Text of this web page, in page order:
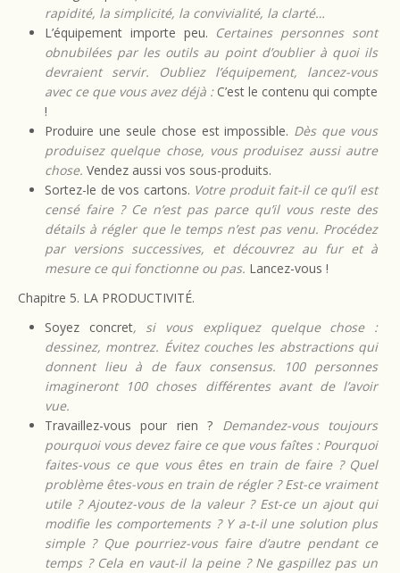
rapidité, la simplicité, la convivialité, la clarté…
L’équipement importe peu. Certaines personnes sont
obnubilées par les outils au point d’oublier à quoi ils
devraient servir. Oubliez l’équipement, lancez-vous
avec ce que vous avez déjà : C’est le contenu qui compte
!
Produire une seule chose est impossible. Dès que vous
produisez quelque chose, vous produisez aussi autre
chose. Vendez aussi vos sous-produits.
Sortez-le de vos cartons. Votre produit fait-il ce qu’il est
censé faire ? Ce n’est pas parce qu’il vous reste des
détails à régler que le temps n’est pas venu. Procédez
par versions successives, et découvrez au fur et à
mesure ce qui fonctionne ou pas. Lancez-vous !
Chapitre 5. LA PRODUCTIVITÉ.
Soyez concret, si vous expliquez quelque chose :
dessinez, montrez. Évitez couchesles abstractions qui
donnent lieu à defaux consensus. 100 personnes
imagineront 100 choses différentes avant de l’avoir
vue.
Travaillez-vous pour rien ? Demandez-vous toujours
pourquoi vous devez faire ce que vous faîtes : Pourquoi
faites-vous ce que vous êtes en train de faire ? Quel
problème êtes-vous en train de régler ? Est-ce vraiment
utile ? Ajoutez-vous de la valeur ? Est-ce un ajout qui
modifie les comportements ? Y a-t-il une solution plus
simple ? Que pourriez-vous faire d’autre pendant ce
temps ? Cela en vaut-il la peine ? Ne gaspillez pas un